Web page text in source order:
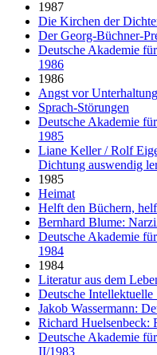
1987
Die Kirchen der
Der Georg-Büchner-
Deutsche Akademie
1986
1986
Angst vor
Sprach-Störungen
Deutsche Akademie
1985
Liane Keller / Rolf
Dichtung auswendig
1985
Heimat
Helft den Büchern,
Bernhard Blume:
Deutsche Akademie
1984
1984
Literatur aus dem
Deutsche
Jakob Wassermann:
Richard Huelsenbeck:
Deutsche Akademie
II/1983